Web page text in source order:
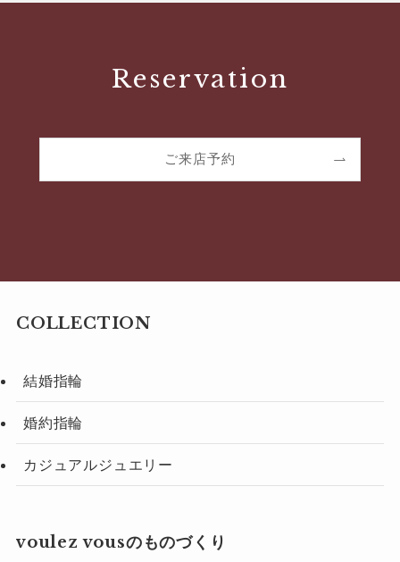
Reservation
ご来店予約
COLLECTION
結婚指輪
婚約指輪
カジュアルジュエリー
voulez vousのものづくり